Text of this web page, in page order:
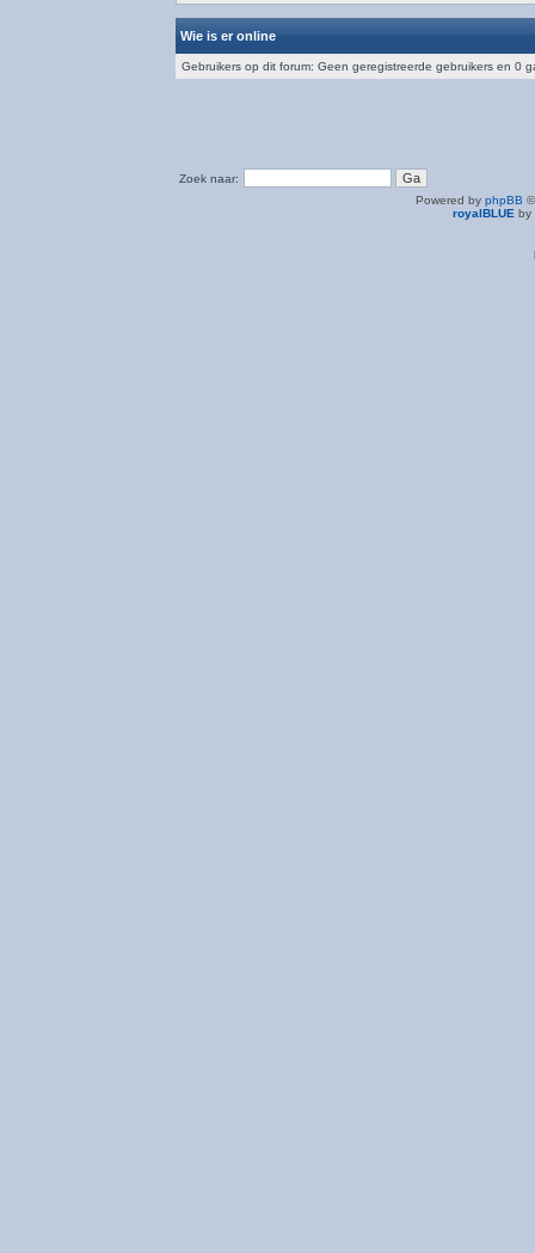
Wie is er online
Gebruikers op dit forum: Geen geregistreerde gebruikers en 0
Zoek naar:
Powered by phpBB
royalBLUE by